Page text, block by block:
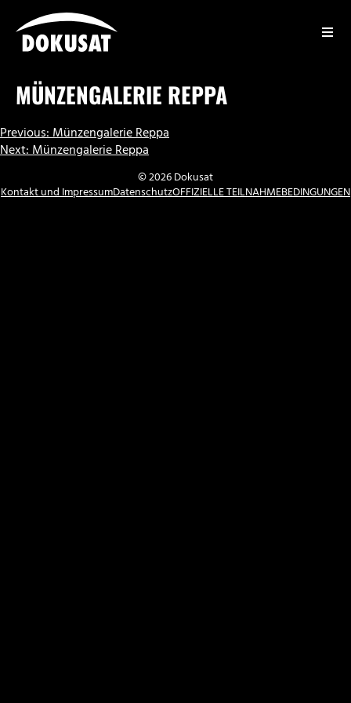
Inhalt
springen
MÜNZENGALERIE REPPA
BEITRAGSNAVIGATION
Previous:Münzengalerie Reppa
Next:Münzengalerie Reppa
© 2026 Dokusat
Kontakt und ImpressumDatenschutzOFFIZIELLE TEILNAHMEBEDINGUNGEN